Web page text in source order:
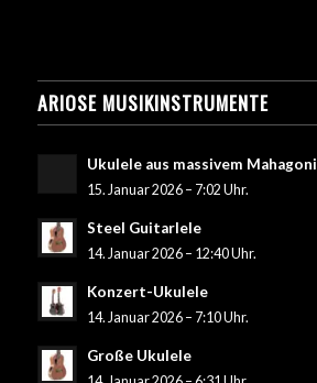
ARIOSE MUSIKINSTRUMENTE
Ukulele aus massivem Mahagoni
15. Januar 2026 – 7:02 Uhr.
Steel Guitarlele
14. Januar 2026 – 12:40 Uhr.
Konzert-Ukulele
14. Januar 2026 – 7:10 Uhr.
Große Ukulele